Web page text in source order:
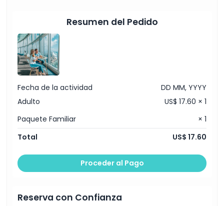
Resumen del Pedido
Fecha de la actividad
DD MM, YYYY
Adulto
US$ 17.60 × 1
Paquete Familiar
× 1
Total
US$ 17.60
Proceder al Pago
Reserva con Confianza